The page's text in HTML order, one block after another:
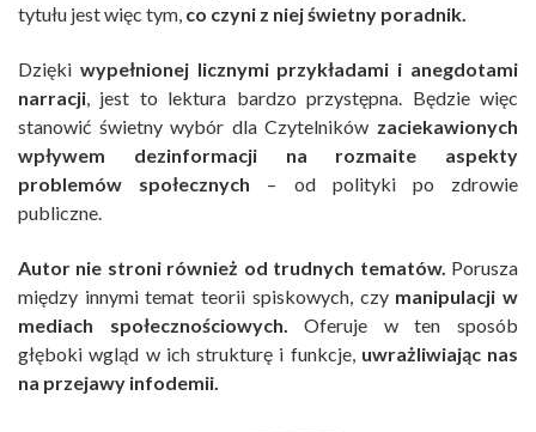
tytułu jest więc tym, co czyni z niej świetny poradnik.
Dzięki wypełnionej licznymi przykładami i anegdotami
narracji , jest to lektura bardzo przystępna. Będzie więc
stanowić świetny wybór dla Czytelników zaciekawionych
wpływem dezinformacji na rozmaite aspekty
problemów społecznych – od polityki po zdrowie
publiczne.
Autor nie stroni również od trudnych tematów. Porusza
między innymi temat teorii spiskowych, czy manipulacji w
mediach społecznościowych.Oferuje w ten sposób
głęboki wgląd w ich strukturę i funkcje, uwrażliwiając nas
na przejawy infodemii.